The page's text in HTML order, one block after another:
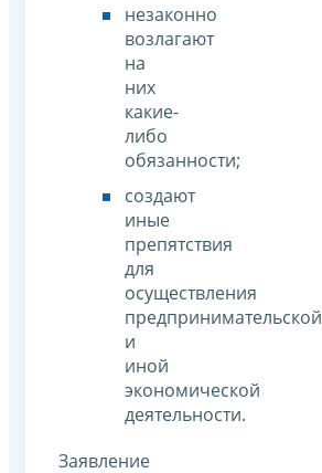
незаконно
возлагают
на
них
какие-
либо
обязанности;
создают
иные
препятствия
для
осуществления
предпринимательской
и
иной
экономической
деятельности.
Заявление